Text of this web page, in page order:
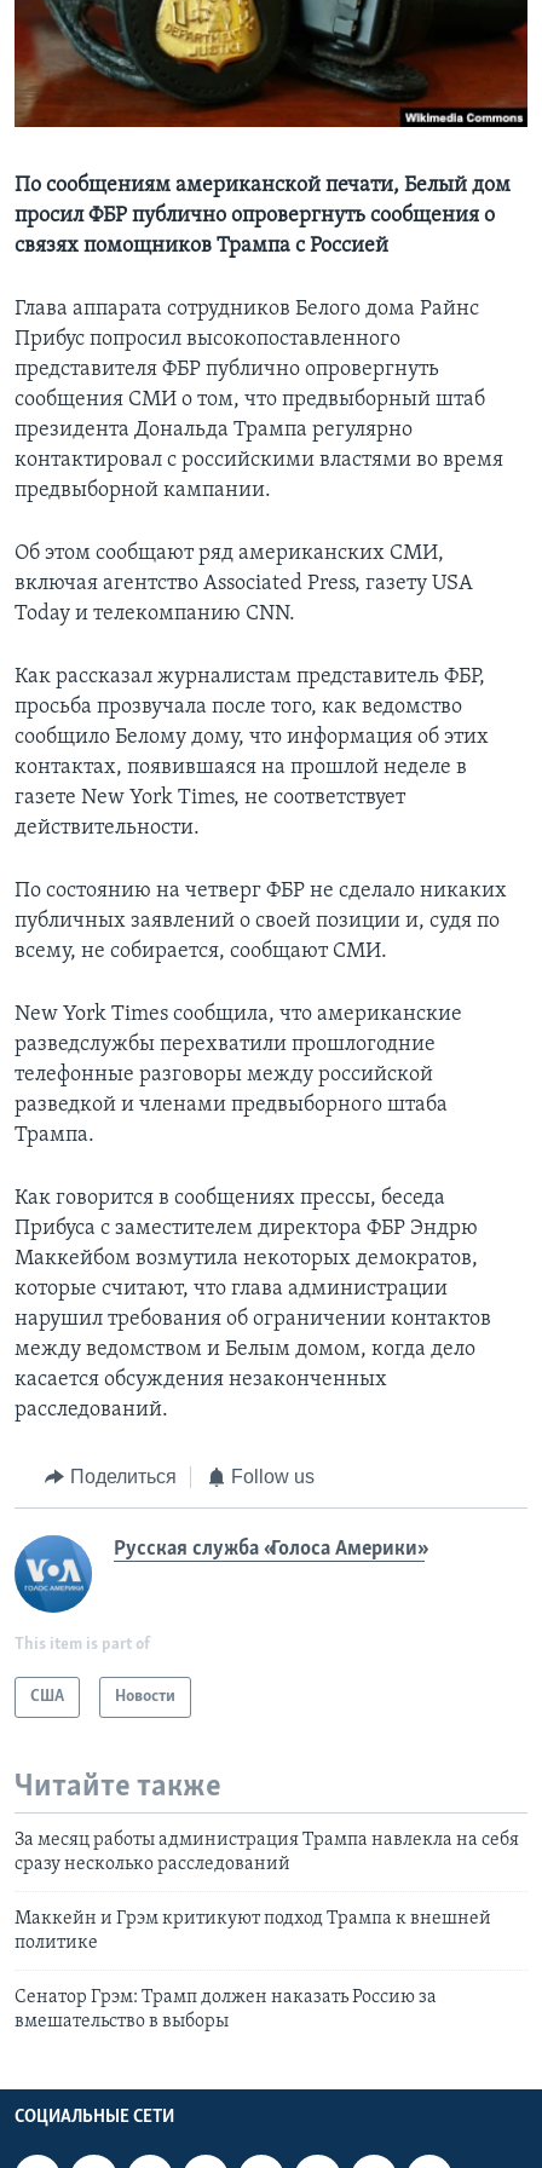
Learning English
СОЦИАЛЬНЫЕ СЕТИ
Языки
По сообщениям американской печати, Белый дом
просил ФБР публично опровергнуть сообщения о
связях помощников Трампа с Россией
Глава аппарата сотрудников Белого дома Райнс
Прибус попросил высокопоставленного
представителя ФБР публично опровергнуть
сообщения СМИ о том, что предвыборный штаб
президента Дональда Трампа регулярно
контактировал с российскими властями во время
предвыборной кампании.
Об этом сообщают ряд американских СМИ,
включая агентство Associated Press, газету USA
Today и телекомпанию CNN.
Как рассказал журналистам представитель ФБР,
просьба прозвучала после того, как ведомство
сообщило Белому дому, что информация об этих
контактах, появившаяся на прошлой неделе в
газете New York Times, не соответствует
действительности.
По состоянию на четверг ФБР не сделало никаких
публичных заявлений о своей позиции и, судя по
всему, не собирается, сообщают СМИ.
New York Times сообщила, что американские
разведслужбы перехватили прошлогодние
телефонные разговоры между российской
разведкой и членами предвыборного штаба
Трампа.
Как говорится в сообщениях прессы, беседа
Прибуса с заместителем директора ФБР Эндрю
Маккейбом возмутила некоторых демократов,
которые считают, что глава администрации
нарушил требования об ограничении контактов
между ведомством и Белым домом, когда дело
касается обсуждения незаконченных
расследований.
Поделиться Follow us
Русская служба «Голоса Америки»
This item is part of
США Новости
Читайте также
За месяц работы администрация Трампа навлекла на себя
сразу несколько расследований
Маккейн и Грэм критикуют подход Трампа к внешней
политике
Сенатор Грэм: Трамп должен наказать Россию за
вмешательство в выборы
СОЦИАЛЬНЫЕ СЕТИ